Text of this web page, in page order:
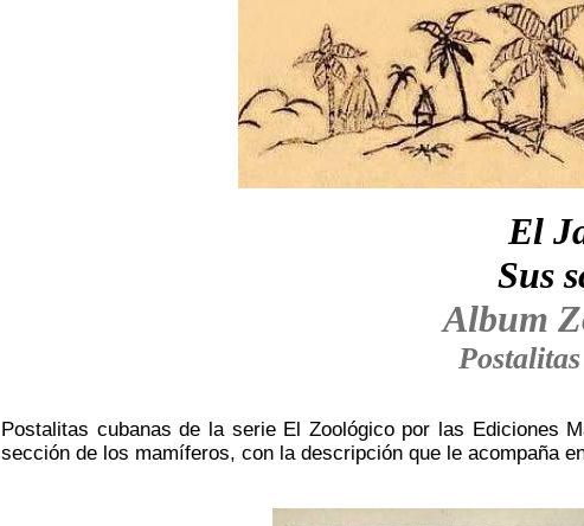
El
Sus
Album
Postalitas cubanas de la serie El Zoológico por las Ediciones
sección de los mamíferos, con la descripción que le acompaña